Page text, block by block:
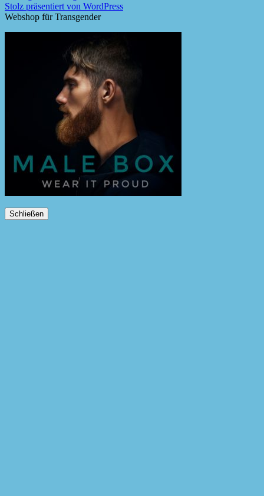
Stolz präsentiert von WordPress
Webshop für Transgender
Schließen